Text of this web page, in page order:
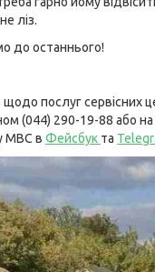
ліз.
до останнього!
послуг сервісних
(044) 290-19-88 або на
МВС в Фейсбук та